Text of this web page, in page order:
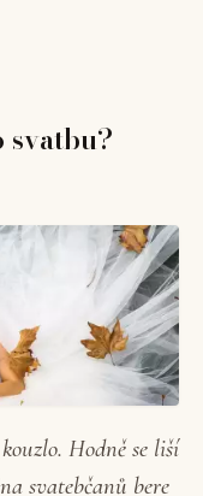
Hodně se liší
svatebčanů bere